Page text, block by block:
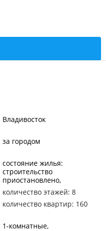
Владивосток
за городом
состояние жилья:
строительство
приостановлено
количество этажей: 8
количество квартир: 160
1-комнатные